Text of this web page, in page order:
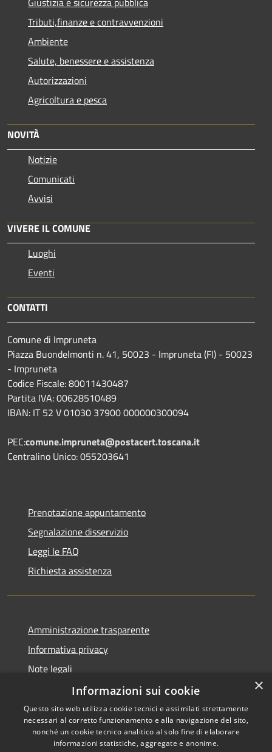
Tributi,finanze e contravvenzioni
Ambiente
Salute, benessere e assistenza
Autorizzazioni
Agricoltura e pesca
NOVITÀ
Notizie
Comunicati
Avvisi
VIVERE IL COMUNE
Luoghi
Eventi
CONTATTI
Comune di Impruneta
Piazza Buondelmonti n. 41, 50023 - Impruneta (FI) - 50023
- Impruneta
Codice Fiscale: 80011430487
Partita IVA: 00628510489
IBAN: IT 52 V 01030 37900 000000300094
PEC:comune.impruneta@postacert.toscana.it
Centralino Unico: 055203641
Prenotazione appuntamento
Segnalazione disservizio
Leggi le FAQ
Richiesta assistenza
Amministrazione trasparente
Informativa privacy
Note legali
Dichiarazione di accessibilità
Copyright © 2026 • Comune di
×
Informazioni sui cookie
Questo sito web utilizza cookie tecnici e assimilati strettamente
necessari al corretto funzionamento e alla navigazione del sito,
nonché un cookie tecnico analitico al solo fine di elaborare
informazioni statistiche, aggregate e anonime.